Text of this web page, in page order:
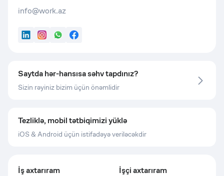
info@work.az
LinkedInInstagram
WhatsApp
Facebook
Saytda hər-hansısa səhv tapdınız?
Sizin rəyiniz bizim üçün önəmlidir
Tezliklə, mobil tətbiqimizi yüklə
iOS & Android üçün istifadəyə veriləcəkdir
İş axtarıram
İşçi axtarıram